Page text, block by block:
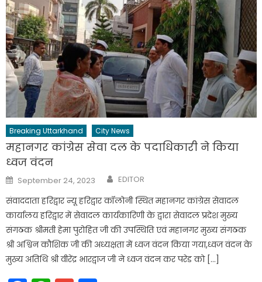
Breaking Uttarkhand City News
महानगर कांग्रेस सेवा दल के पदाधिकारी ने किया
ध्वज वंदन
Posted
on
September 24, 2023 Author
EDITOR
संवाददाता हरिद्वार न्यू हरिद्वार कॉलोनी स्थित महानगर कांग्रेस सेवादल
कार्यालय हरिद्वार में सेवादल कार्यकारिणी के द्वारा सेवादल प्रदेश मुख्य
संगठक श्रीमती हेमा पुरोहित जी की उपस्थिति एवं महानगर मुख्य संगठक
श्री अश्विन कौशिक जी की अध्यक्षता में ध्वज वंदन किया गया,ध्वज वंदन के
मुख्य अतिथि श्री वीरेंद्र भारद्वाज जी ने ध्वज वंदन कर परेड को […]